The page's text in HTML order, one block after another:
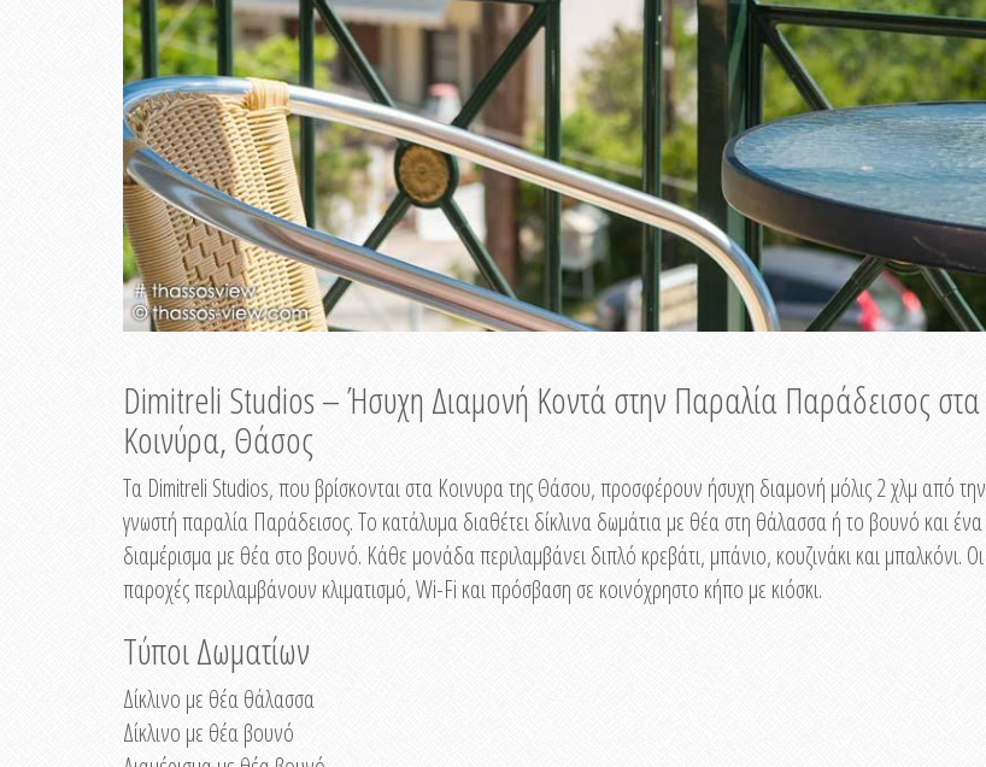
Dimitreli Studios – Ήσυχη Διαμονή Κοντά στην Παραλία Παράδεισος στα
Κοινύρα, Θάσος
Τα Dimitreli Studios, που βρίσκονται στα Κοινυρα της Θάσου, προσφέρουν ήσυχη διαμονή μόλις 2 χλμ από την
γνωστή παραλία Παράδεισος. Το κατάλυμα διαθέτει δίκλινα δωμάτια με θέα στη θάλασσα ή το βουνό και ένα
διαμέρισμα με θέα στο βουνό. Κάθε μονάδα περιλαμβάνει διπλό κρεβάτι, μπάνιο, κουζινάκι και μπαλκόνι. Οι
παροχές περιλαμβάνουν κλιματισμό, Wi-Fi και πρόσβαση σε κοινόχρηστο κήπο με κιόσκι.
Τύποι Δωματίων
Δίκλινο με θέα θάλασσα
Δίκλινο με θέα βουνό